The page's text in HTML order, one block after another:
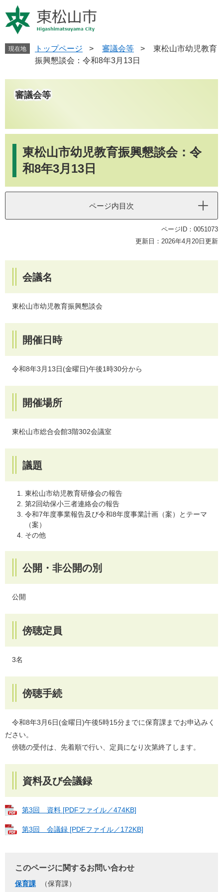
ー
ジ
す
ニ
ュ
し
現在地 トップページ > 審議会等 >
東松山市幼児教育
振興懇談会：令和8年3月13日
審議会等
東松山市幼児教育振興懇談会：令
和8年3月13日
ページ内目次
ページID：0051073
更新日：2026年4月20日更新
会議名
東松山市幼児教育振興懇談会
開催日時
令和8年3月13日(金曜日)午後1時30分から
開催場所
東松山市総合会館3階302会議室
議題
東松山市幼児教育研修会の報告
第2回幼保小三者連絡会の報告
令和7年度事業報告及び令和8年度事業計画（案）とテーマ
（案）
その他
公開・非公開の別
公開
傍聴定員
3名
傍聴手続
令和8年3月6日(金曜日)午後5時15分までに保育課までお申込みく
ださい。
傍聴の受付は、先着順で行い、定員になり次第終了します。​
資料及び会議録
第3回 資料 [PDFファイル／474KB]
第3回 会議録 [PDFファイル／172KB]
このページに関するお問い合わせ
保育課 保育課